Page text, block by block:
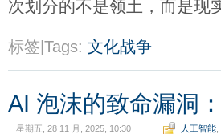
次划分的不是领土，而是现
标签|Tags: 文化战争
AI 泡沫的致命漏洞
星期五, 28 11 月, 2025, 10:30 人工智能